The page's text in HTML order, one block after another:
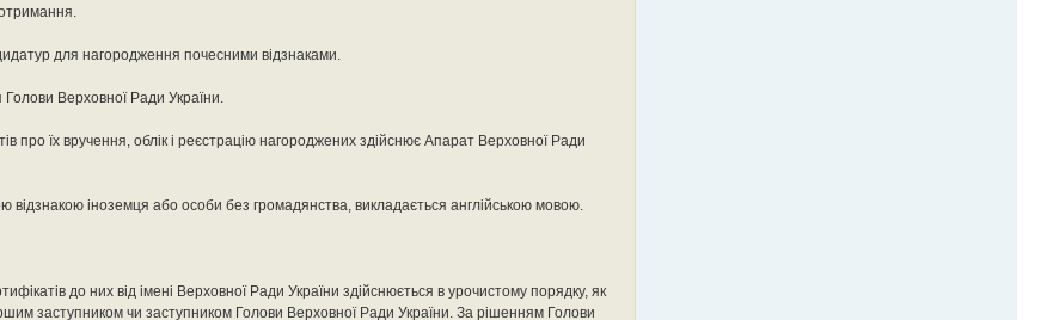
для нагородження почесними відзнаками.
Верховної Ради України.
про їх вручення, облік і реєстрацію нагороджених здійснює Апарат Верховної Ради
відзнакою іноземця або особи без громадянства, викладається англійською мовою.
до них від імені Верховної Ради України здійснюється в урочистому порядку, як
заступником чи заступником Голови Верховної Ради України. За рішенням Голови